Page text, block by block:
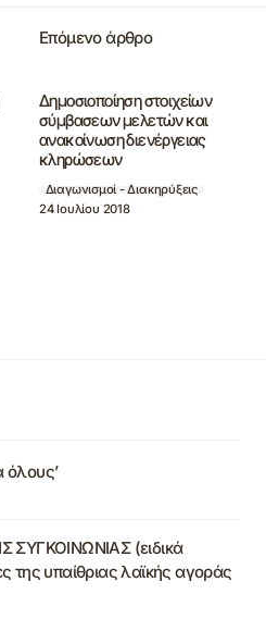
Επόμενο άρθρο
Δημοσιοποίηση στοιχείων
σύμβασεων μελετών και
ανακοίνωση διενέργειας
κληρώσεων
Διαγωνισμοί - Διακηρύξεις
24 Ιουλίου 2018
όλους’
(ειδικά
της υπαίθριας λαϊκής αγοράς